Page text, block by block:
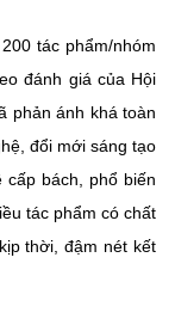
tác phẩm/nhóm
đánh giá của Hội
phản ánh khá toàn
đổi mới sáng tạo
bách, phổ biến
tác phẩm có chất
thời, đậm nét kết